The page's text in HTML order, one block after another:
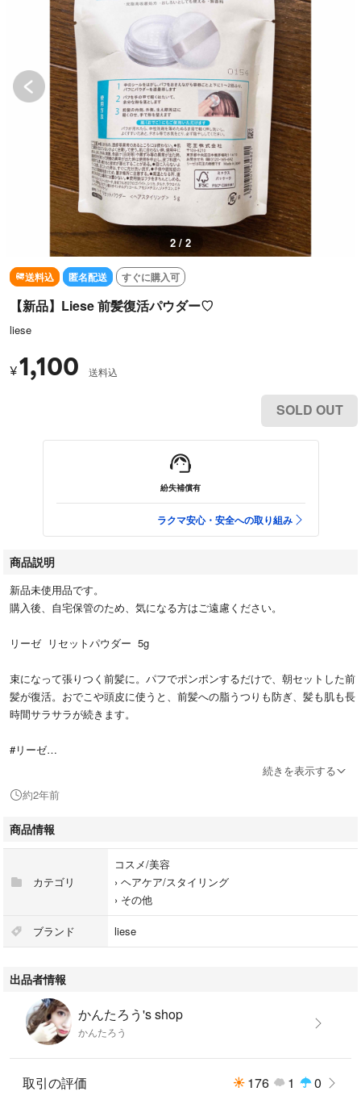
2 / 2
送料込 匿名配送 すぐに購入可
【新品】Liese 前髪復活パウダー♡
liese
¥1,100 送料込
SOLD OUT
紛失補償有
ラクマ安心・安全への取り組み
商品説明
新品未使用品です。
購入後、自宅保管のため、気になる方はご遠慮ください。
リーゼ リセットパウダー 5g
束になって張りつく前髪に。パフでポンポンするだけで、朝セットした前
髪が復活。おでこや頭皮に使うと、前髪への脂うつりも防ぎ、髪も肌も長
時間サラサラが続きます。
#リーゼ
続きを表示する
約2年前
商品情報
カテゴリ
コスメ/美容
› ヘアケア/スタイリング
› その他
ブランド liese
出品者情報
かんたろう's shop
かんたろう
取引の評価 176 1 0